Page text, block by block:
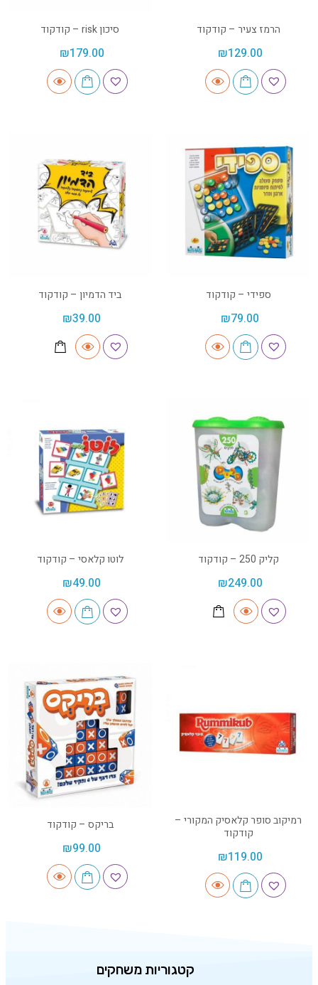
הרמז צעיר – קודקוד
₪129.00
סיכון risk – קודקוד
₪179.00
ספידי – קודקוד
₪79.00
ביד הדמיון – קודקוד
₪39.00
קליק 250 – קודקוד
₪249.00
לוטו קלאסי – קודקוד
₪49.00
רמיקוב סופר קלאסיק המקורי –
קודקוד
₪119.00
בריקס – קודקוד
₪99.00
קטגוריות משחקים